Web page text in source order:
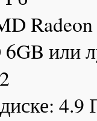
6GB или
4.9